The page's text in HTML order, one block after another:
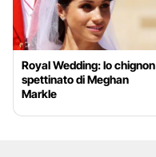
Royal Wedding: lo chignon
spettinato di Meghan
Markle